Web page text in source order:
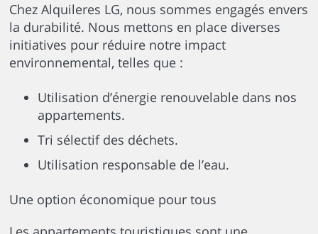
Chez Alquileres LG, nous sommes engagés envers
la durabilité. Nous mettons en place diverses
initiatives pour réduire notre impact
environnemental, telles que :
Utilisation d’énergie renouvelable dans nos
appartements.
Tri sélectif des déchets.
Utilisation responsable de l’eau.
Une option économique pour tous